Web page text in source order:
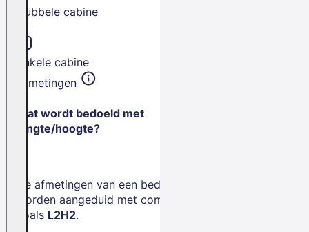
Dubbele cabine
Enkele cabine
Afmetingen
Wat wordt bedoeld met
lengte/hoogte?
De afmetingen van een bedrijfswagen
worden aangeduid met combinaties
zoals L2H2.